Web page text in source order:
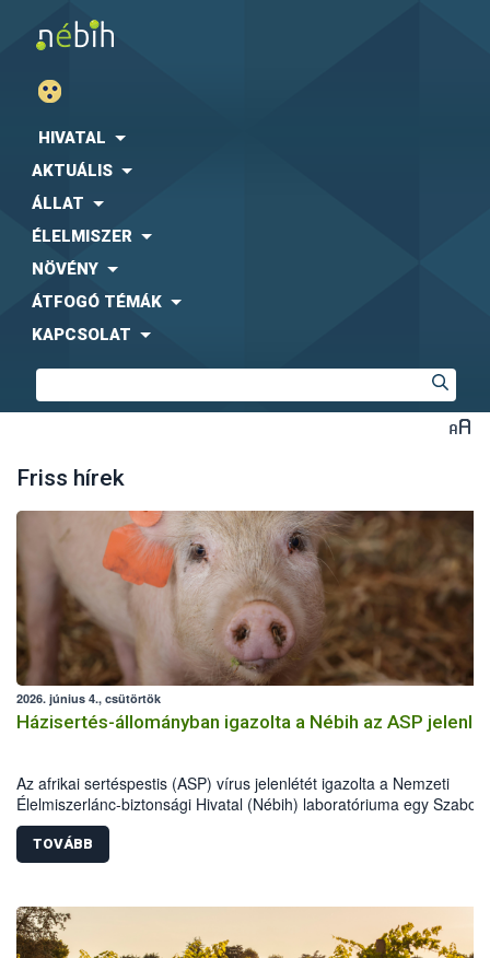
HIVATAL
AKTUÁLIS
ÁLLAT
ÉLELMISZER
NÖVÉNY
ÁTFOGÓ TÉMÁK
KAPCSOLAT
Friss hírek
2026. június 4., csütörtök
Házisertés-állományban igazolta a Nébih az ASP
Az afrikai sertéspestis (ASP) vírus jelenlétét igazolta a Nemzeti
Élelmiszerlánc-biztonsági Hivatal (Nébih) laboratóriuma egy
Szatmár-Bereg vármegyei házisertés-állományban. Az országos
főállatorvos azonnali hatósági intézkedéseket rendelt el a betegség
további terjedésének megakadályozása érdekében. Az eset kiemelt
házi sertésekben. A hatóság a sertéstartókat a járványvédelmi
szigorú betartására kéri.
TOVÁBB